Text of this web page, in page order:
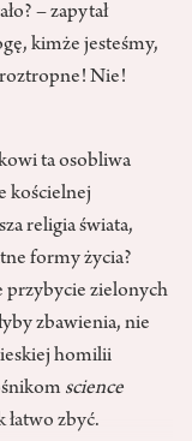
– zapytał
kimże jesteśmy,
Nie!
ta osobliwa
kościelnej
religia świata,
formy życia?
przybycie zielonych
zbawienia, nie
homilii
science
zbyć.